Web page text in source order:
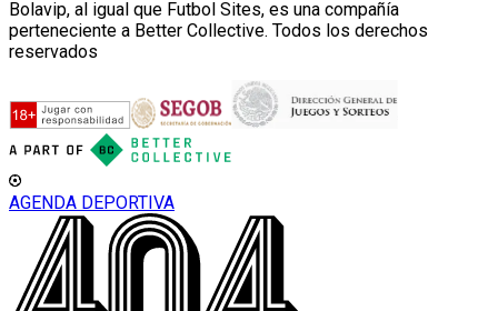
Bolavip, al igual que Futbol Sites, es una compañía
perteneciente a Better Collective. Todos los derechos
reservados
AGENDA DEPORTIVA